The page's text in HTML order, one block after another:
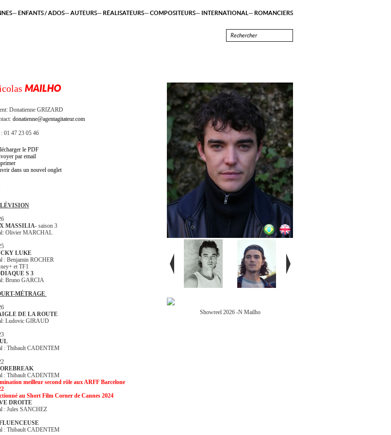
ENFANTS / ADOS AUTEURS RÉALISATEURS COMPOSITEURS INTERNATIONAL ROMANCIERS
MAILHO
Donatienne GRIZARD
donatienne@agentagitateur.com
01 47 23 05 46
le PDF
par email
dans un nouvel onglet
MASSILIA- saison 3
Olivier MARCHAL
LUKE
: Benjamin ROCHER
et TF1
S 3
Bruno GARCIA
MÉTRAGE
DE LA ROUTE
Ludovic GIRAUD
: Thibault CADENTEM
: Thibault CADENTEM
meilleur second rôle aux ARFF Barcelone
au Short Film Corner de Cannes 2024
DROITE
: Jules SANCHEZ
: Thibault CADENTEM
Showreel 2026 -N Mailho